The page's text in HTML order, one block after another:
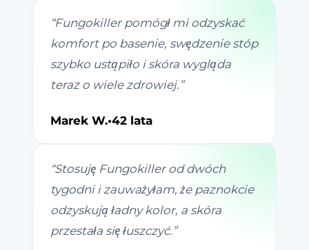
“Fungokiller pomógł mi odzyskać
komfort po basenie, swędzenie stóp
szybko ustąpiło i skóra wygląda
teraz o wiele zdrowiej. ”
Marek W.•42 lata
“Stosuję Fungokiller od dwóch
tygodni i zauważyłam, że paznokcie
odzyskują ładny kolor, a skóra
przestała się łuszczyć. ”